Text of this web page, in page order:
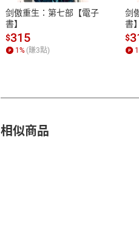
剑傲重生：第七部【電子
書】
$315
1 % (賺3點)
剑
書】
$
1
相似商品